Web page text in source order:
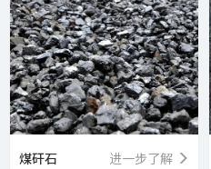
煤矸石 进一步了解